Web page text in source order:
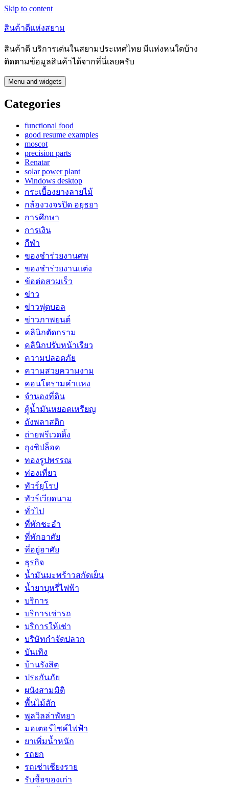
Skip to content
สินค้าดีแห่งสยาม
สินค้าดี บริการเด่นในสยามประเทศไทย มีแห่งหนใดบ้าง
ติดตามข้อมูลสินค้าได้จากที่นี่เลยครับ
Menu and widgets
Categories
functional food
good resume examples
moscot
precision parts
Renatar
solar power plant
Windows desktop
กระเบื้องยางลายไม้
กล้องวงจรปิด อยุธยา
การศึกษา
การเงิน
กีฬา
ของชำร่วยงานศพ
ของชำร่วยงานแต่ง
ข้อต่อสวมเร็ว
ข่าว
ข่าวฟุตบอล
ข่าวภาพยนต์
คลินิกตัดกราม
คลินิกปรับหน้าเรียว
ความปลอดภัย
ความสวยความงาม
คอนโดรามคำแหง
จำนองที่ดิน
ตู้น้ำมันหยอดเหรียญ
ถังพลาสติก
ถ่ายพรีเวดดิ้ง
ถุงซิปล็อค
ทองรูปพรรณ
ท่องเที่ยว
ทัวร์ยุโรป
ทัวร์เวียดนาม
ทั่วไป
ที่พักชะอำ
ที่พักอาศัย
ที่อยู่อาศัย
ธุรกิจ
น้ำมันมะพร้าวสกัดเย็น
น้ำยาบุหรี่ไฟฟ้า
บริการ
บริการเช่ารถ
บริการให้เช่า
บริษัทกำจัดปลวก
บันเทิง
บ้านรังสิต
ประกันภัย
ผนังสามมิติ
พื้นไม้สัก
พูลวิลล่าพัทยา
มอเตอร์ไซค์ไฟฟ้า
ยาเพิ่มน้ำหนัก
รถยก
รถเช่าเชียงราย
รับซื้อของเก่า